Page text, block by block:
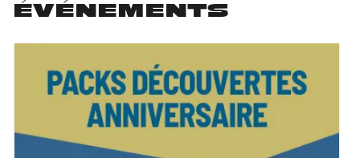
ÉVÉNEMENTS